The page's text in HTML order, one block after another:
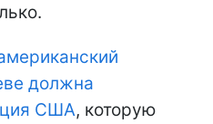
должна
США, которую